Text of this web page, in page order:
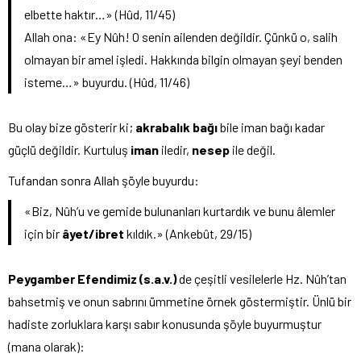
elbette haktır…» (Hûd, 11/45)
Allah ona: «Ey Nûh! O senin ailenden değildir. Çünkü o, salih
olmayan bir amel işledi. Hakkında bilgin olmayan şeyi benden
isteme…» buyurdu. (Hûd, 11/46)
Bu olay bize gösterir ki; akrabalık bağıbile iman bağı kadar
güçlü değildir. Kurtuluş iman iledir, nesep ile değil.
Tufandan sonra Allah şöyle buyurdu:
«Biz, Nûh’u ve gemide bulunanları kurtardık ve bunu âlemler
için bir âyet/ibret kıldık.» (Ankebût, 29/15)
Peygamber Efendimiz (s.a.v.)de çeşitli vesilelerle Hz. Nûh’tan
bahsetmiş ve onun sabrını ümmetine örnek göstermiştir. Ünlü bir
hadiste zorluklara karşı sabır konusunda şöyle buyurmuştur
(mana olarak):